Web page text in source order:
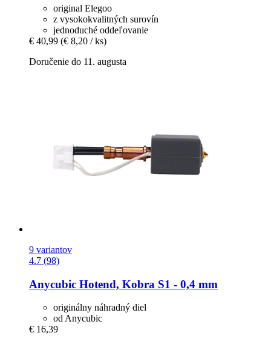
original Elegoo
z vysokokvalitných surovín
jednoduché oddeľovanie
€ 40,99 (€ 8,20 / ks)
Doručenie do 11. augusta
9 variantov
4.7 (98)
Anycubic Hotend, Kobra S1 -​ 0,4 mm
originálny náhradný diel
od Anycubic
€ 16,39